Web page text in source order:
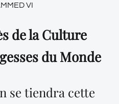
VI
de la Culture
du Monde
se tiendra cette